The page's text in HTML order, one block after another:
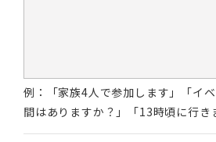
例：「家族4人で参加します」「イ
間はありますか？」「13時頃に行き